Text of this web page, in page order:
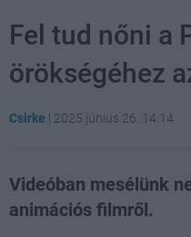
Fel tud nőni a
örökségéhez
Csirke | 2025 június 26. 14:14
Videóban mesélünk
animációs filmről.